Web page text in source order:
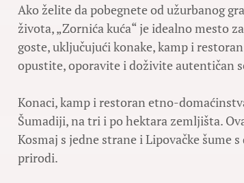
Ako želite da pobegnete od užurbanog
života, „Zornića kuća“ je idealno mesto
goste, uključujući konake, kamp i
opustite, oporavite i doživite autentičan
Konaci, kamp i restoran etno-
Šumadiji, na tri i po hektara zemljišta.
Kosmaj s jedne strane i Lipovačke šume
prirodi.